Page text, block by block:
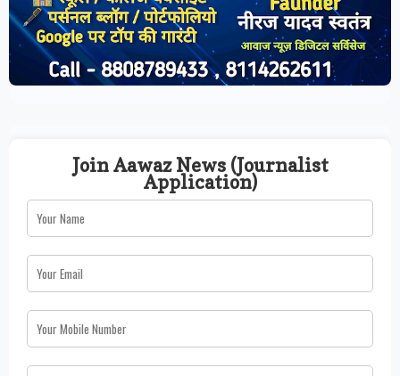
Join Aawaz News (Journalist
Application)